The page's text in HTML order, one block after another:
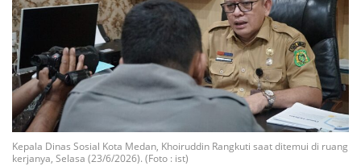
Kepala Dinas Sosial Kota Medan, Khoiruddin Rangkuti saat ditemui di ruang
kerjanya, Selasa (23/6/2026). (Foto : ist)